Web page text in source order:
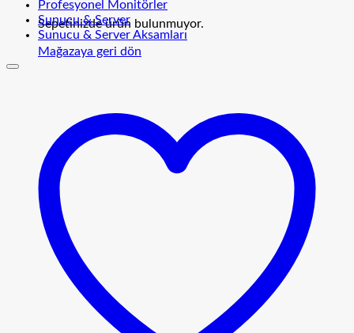
Sepetinizde ürün bulunmuyor.
Mağazaya geri dön
Profesyonel Monitörler
Sunucu & Server
Sunucu & Server Aksamları